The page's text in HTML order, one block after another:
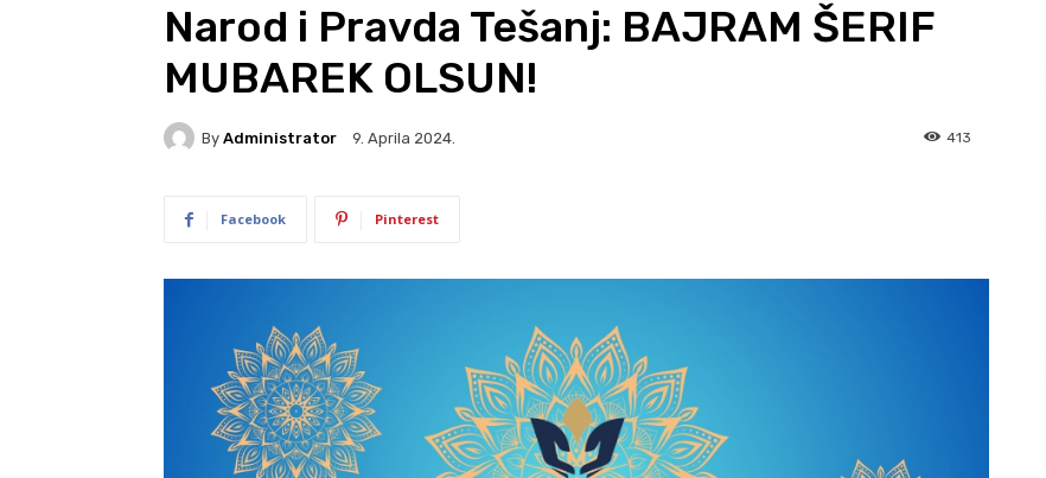
Narod i Pravda Tešanj: BAJRAM ŠERIF
MUBAREK OLSUN!
By Administrator 9. Aprila 2024. 413
Facebook Pinterest